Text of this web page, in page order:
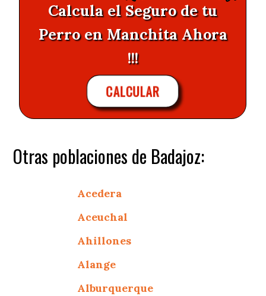
Calcula el Seguro de tu
Perro en Manchita Ahora
!!!
CALCULAR
Otras poblaciones de Badajoz:
Acedera
Aceuchal
Ahillones
Alange
Alburquerque